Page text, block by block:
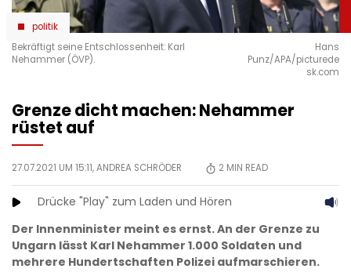
politik
Bekräftigt seine Entschlossenheit: Karl
Nehammer (ÖVP).
Hans
Punz/APA/picturede
sk.com
Grenze dicht machen: Nehammer
rüstet auf
27.07.2021 UM 15:11,ANDREA SCHRÖDER 2 MIN READ
Drücke "Play" zum Laden und Hören
Der Innenminister meint es ernst. An der Grenze zu
Ungarn lässt Karl Nehammer 1.000 Soldaten und
mehrere Hundertschaften Polizei aufmarschieren.